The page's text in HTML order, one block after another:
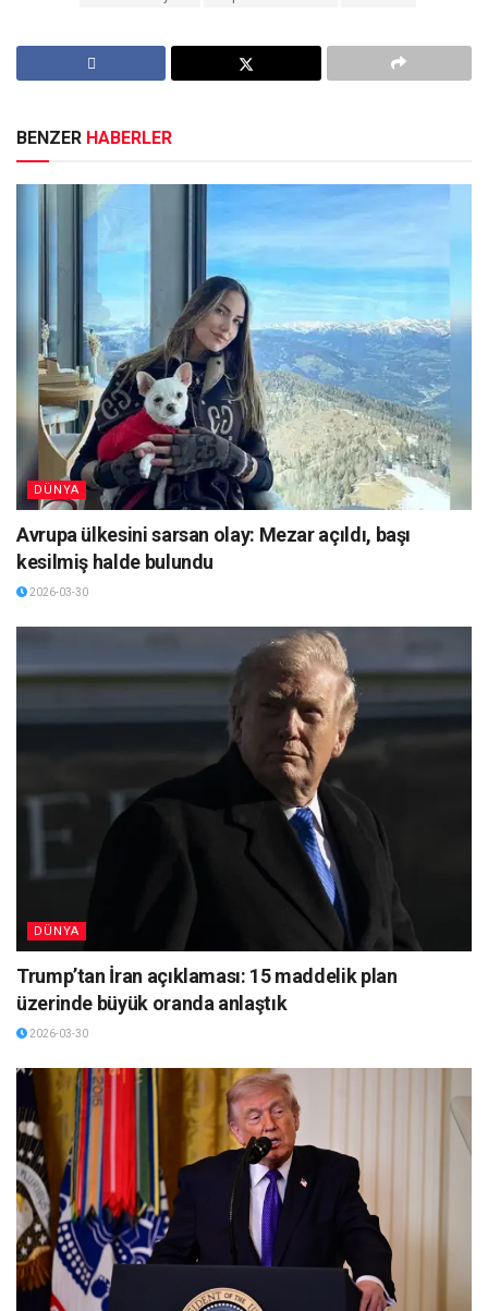
BENZER HABERLER
DÜNYA
Avrupa ülkesini sarsan olay: Mezar açıldı, başı
kesilmiş halde bulundu
2026-03-30
DÜNYA
Trump’tan İran açıklaması: 15 maddelik plan
üzerinde büyük oranda anlaştık
2026-03-30